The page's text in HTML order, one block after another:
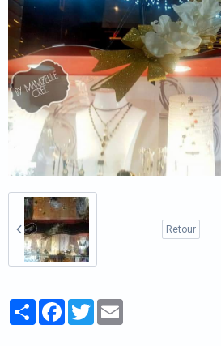
Retour
PartagerFacebook
Twitter